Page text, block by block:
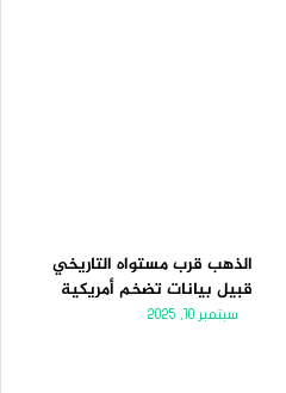
الذهب قرب مستواه التاريخي
قبيل بيانات تضخم أمريكية
سبتمبر 10, 2025